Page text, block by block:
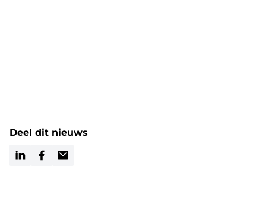
Deel dit nieuws
LinkedInFacebook
Email